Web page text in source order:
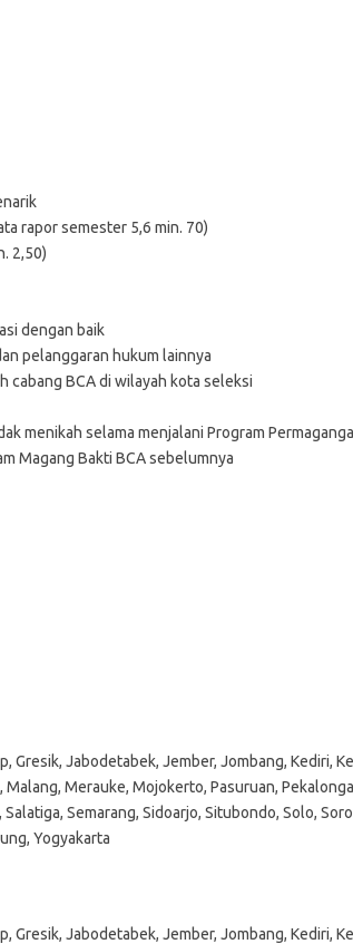
rapor semester 5,6 min. 70)
2,50)
dengan baik
pelanggaran hukum lainnya
cabang BCA di wilayah kota seleksi
menikah selama menjalani Program
Magang Bakti BCA sebelumnya
Gresik, Jabodetabek, Jember, Jombang, Kediri,
Malang, Merauke, Mojokerto, Pasuruan,
Semarang, Sidoarjo, Situbondo, Solo,
Yogyakarta
Gresik, Jabodetabek, Jember, Jombang, Kediri,